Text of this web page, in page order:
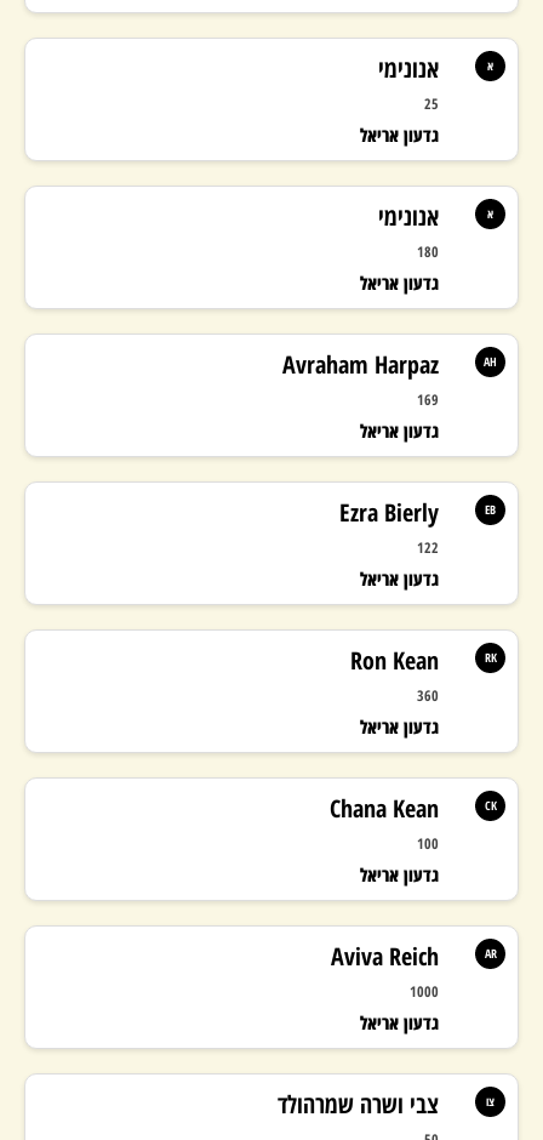
308,234 ₪
יעד בונוס: 330,000
103%
אנונימי
25
גדעון אריאל
א
אנונימי
180
גדעון אריאל
א
Avraham Harpaz
169
גדעון אריאל
AH
Ezra Bierly
122
גדעון אריאל
EB
Ron Kean
360
גדעון אריאל
RK
Chana Kean
100
גדעון אריאל
CK
Aviva Reich
1000
גדעון אריאל
AR
צבי ושרה שמרהולד צו